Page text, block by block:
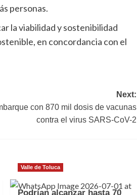
personas.
la viabilidad y sostenibilidad
en concordancia con el
Next:
con 870 mil dosis de vacunas
contra el virus SARS-CoV-2
Valle de Toluca
Podrían alcanzar hasta 70